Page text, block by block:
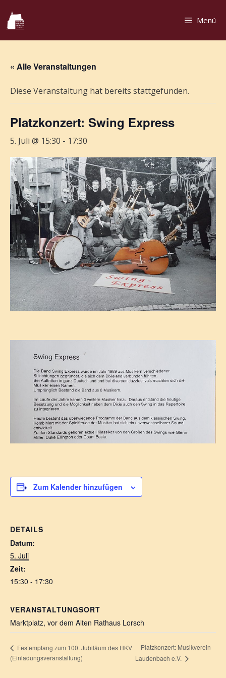
Inhalt
springen
Menü
« Alle Veranstaltungen
Diese Veranstaltung hat bereits stattgefunden.
Platzkonzert: Swing Express
5. Juli @ 15:30 - 17:30
Zum Kalender hinzufügen
DETAILS
Datum:
5. Juli
Zeit:
15:30 - 17:30
VERANSTALTUNGSORT
Marktplatz, vor dem Alten Rathaus Lorsch
Festempfang zum 100. Jubiläum des HKV
(Einladungsveranstaltung)
Platzkonzert: Musikverein
Laudenbach e.V.